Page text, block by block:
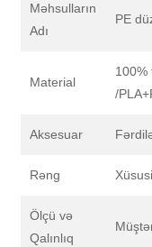
Məhsulların
Adı
PE
Material
100%
/
Aksesuar
Rəng
Ölçü və
Qalınlıq